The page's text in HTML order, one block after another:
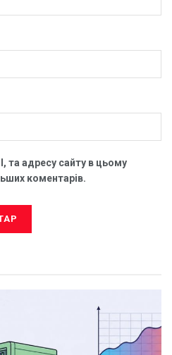
та адресу сайту в цьому
коментарів.